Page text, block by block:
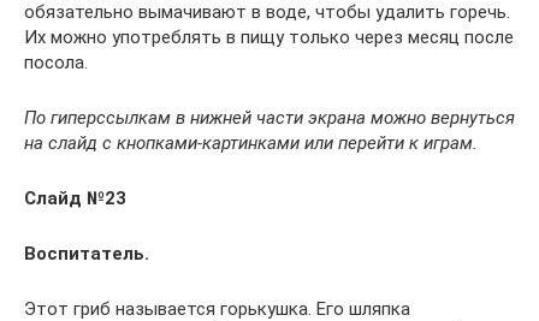
обязательно вымачивают в воде, чтобы удалить горечь.
Их можно употреблять в пищу только через месяц после
посола.
По гиперссылкам в нижней части экрана можно вернуться
на слайд с кнопками-картинками или перейти к играм.
Слайд №23
Воспитатель.
Этот гриб называется горькушка. Его шляпка